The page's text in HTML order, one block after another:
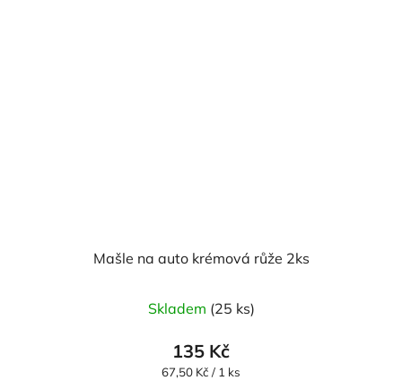
Mašle na auto krémová růže 2ks
Skladem (25 ks)
135 Kč
Měrná
67,50 Kč / 1 ks